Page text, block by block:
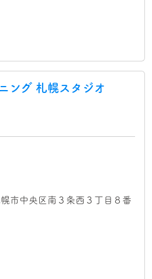
ング 札幌スタジオ
市中央区南３条西３丁目８番